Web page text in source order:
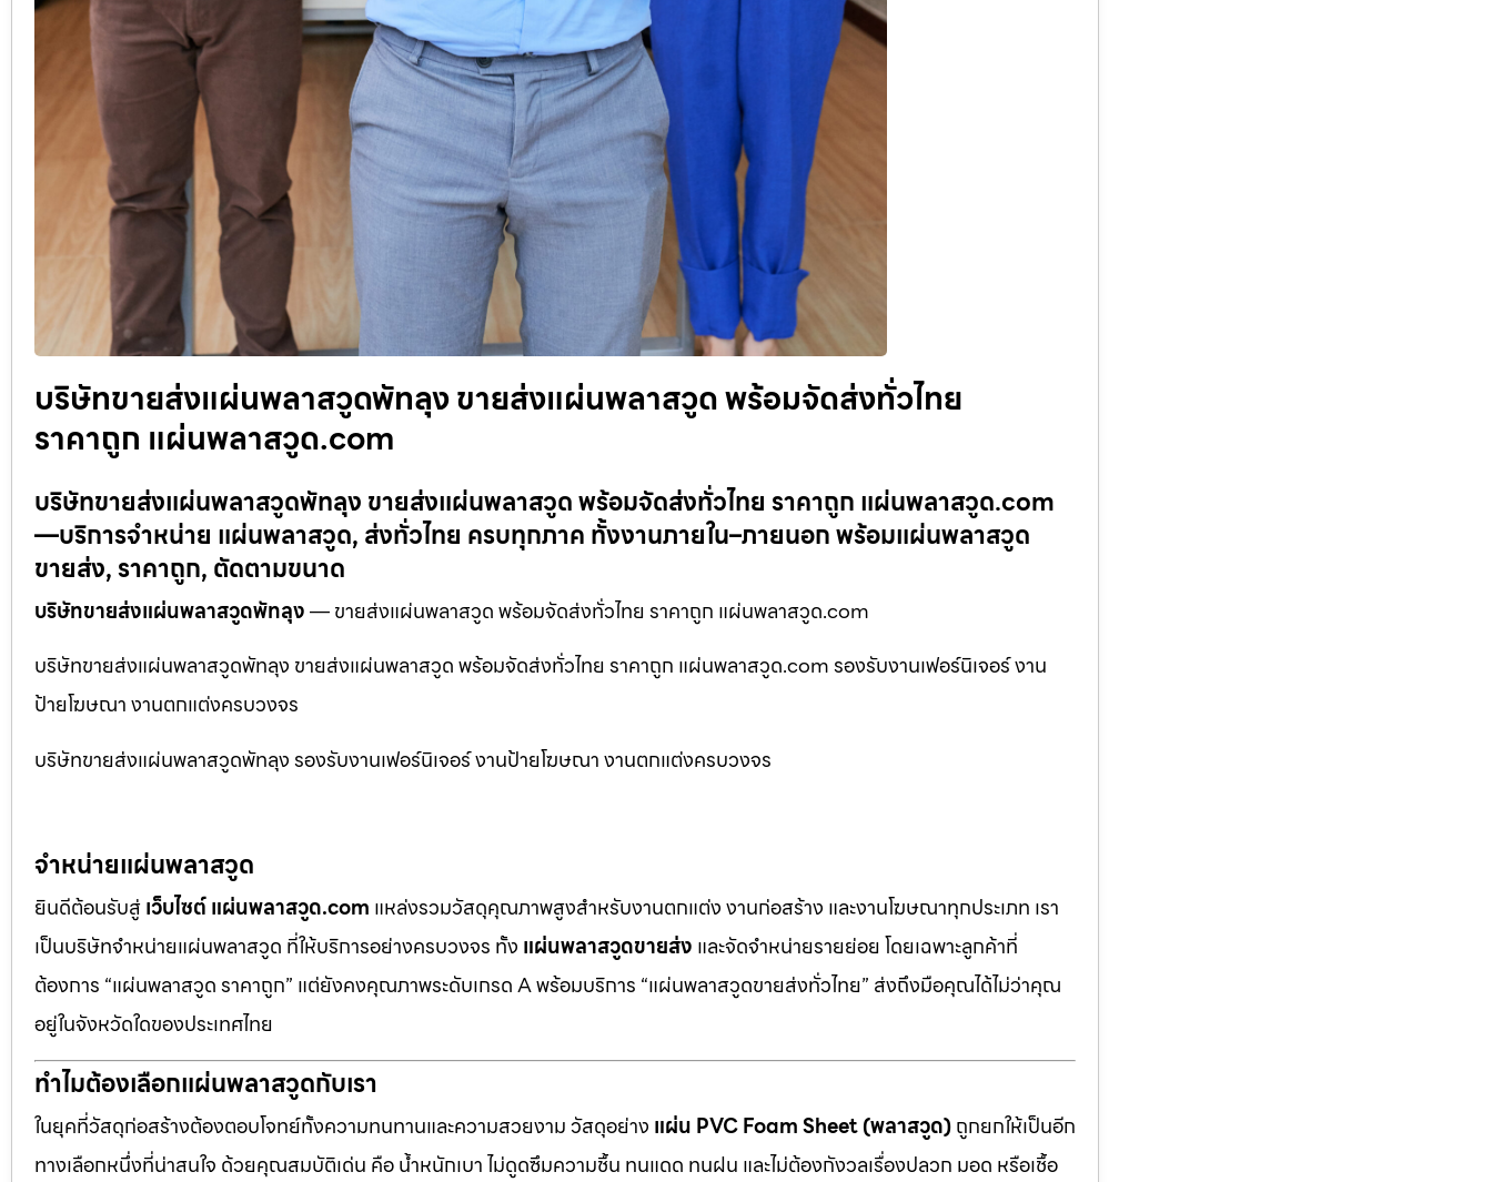
บริษัทขายส่งแผ่นพลาสวูดพัทลุง ขายส่งแผ่นพลาสวูด พร้อมจัดส่งทั่วไทย
ราคาถูก แผ่นพลาสวูด.com
บริษัทขายส่งแผ่นพลาสวูดพัทลุง ขายส่งแผ่นพลาสวูด พร้อมจัดส่งทั่วไทย ราคาถูก แผ่นพลาสวูด.com
—บริการจำหน่าย แผ่นพลาสวูด, ส่งทั่วไทย ครบทุกภาค ทั้งงานภายใน–ภายนอก พร้อมแผ่นพลาสวูด
ขายส่ง, ราคาถูก, ตัดตามขนาด
บริษัทขายส่งแผ่นพลาสวูดพัทลุง— ขายส่งแผ่นพลาสวูด พร้อมจัดส่งทั่วไทย ราคาถูก แผ่นพลาสวูด.com
บริษัทขายส่งแผ่นพลาสวูดพัทลุง ขายส่งแผ่นพลาสวูด พร้อมจัดส่งทั่วไทย ราคาถูก แผ่นพลาสวูด.com รองรับงานเฟอร์นิเจอร์ งาน
ป้ายโฆษณา งานตกแต่งครบวงจร
บริษัทขายส่งแผ่นพลาสวูดพัทลุง รองรับงานเฟอร์นิเจอร์ งานป้ายโฆษณา งานตกแต่งครบวงจร
จำหน่ายแผ่นพลาสวูด
ยินดีต้อนรับสู่เว็บไซต์ แผ่นพลาสวูด.com แหล่งรวมวัสดุคุณภาพสูงสำหรับงานตกแต่ง งานก่อสร้าง และงานโฆษณาทุกประเภท เรา
เป็นบริษัทจำหน่ายแผ่นพลาสวูด ที่ให้บริการอย่างครบวงจร ทั้ง แผ่นพลาสวูดขายส่ง และจัดจำหน่ายรายย่อย โดยเฉพาะลูกค้าที่
ต้องการ “แผ่นพลาสวูด ราคาถูก” แต่ยังคงคุณภาพระดับเกรด A พร้อมบริการ “แผ่นพลาสวูดขายส่งทั่วไทย” ส่งถึงมือคุณได้ไม่ว่าคุณ
อยู่ในจังหวัดใดของประเทศไทย
ทำไมต้องเลือกแผ่นพลาสวูดกับเรา
ในยุคที่วัสดุก่อสร้างต้องตอบโจทย์ทั้งความทนทานและความสวยงาม วัสดุอย่าง แผ่น PVC Foam Sheet (พลาสวูด)ถูกยกให้เป็นอีก
ทางเลือกหนึ่งที่น่าสนใจ ด้วยคุณสมบัติเด่น คือ น้ำหนักเบา ไม่ดูดซึมความชื้น ทนแดด ทนฝน และไม่ต้องกังวลเรื่องปลวก มอด หรือเชื้อ